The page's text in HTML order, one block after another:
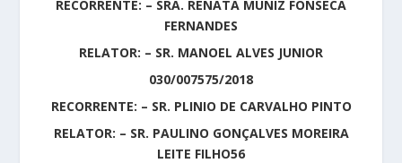
RECORRENTE: – SRA. RENATA MUNIZ FONSECA
FERNANDES
RELATOR: – SR. MANOEL ALVES JUNIOR
030/007575/2018
RECORRENTE: – SR. PLINIO DE CARVALHO PINTO
RELATOR: – SR. PAULINO GONÇALVES MOREIRA
LEITE FILHO56